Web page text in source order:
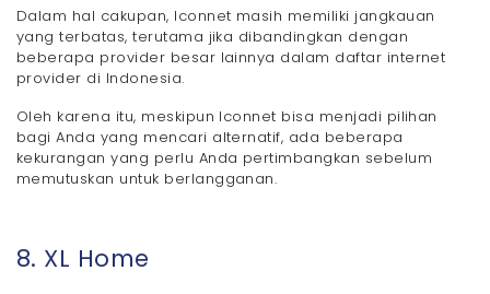
Dalam hal cakupan, Iconnet masih memiliki jangkauan
yang terbatas, terutama jika dibandingkan dengan
beberapa provider besar lainnya dalam daftar internet
provider di Indonesia.
Oleh karena itu, meskipun Iconnet bisa menjadi pilihan
bagi Anda yang mencari alternatif, ada beberapa
kekurangan yang perlu Anda pertimbangkan sebelum
memutuskan untuk berlangganan.
8. XL Home